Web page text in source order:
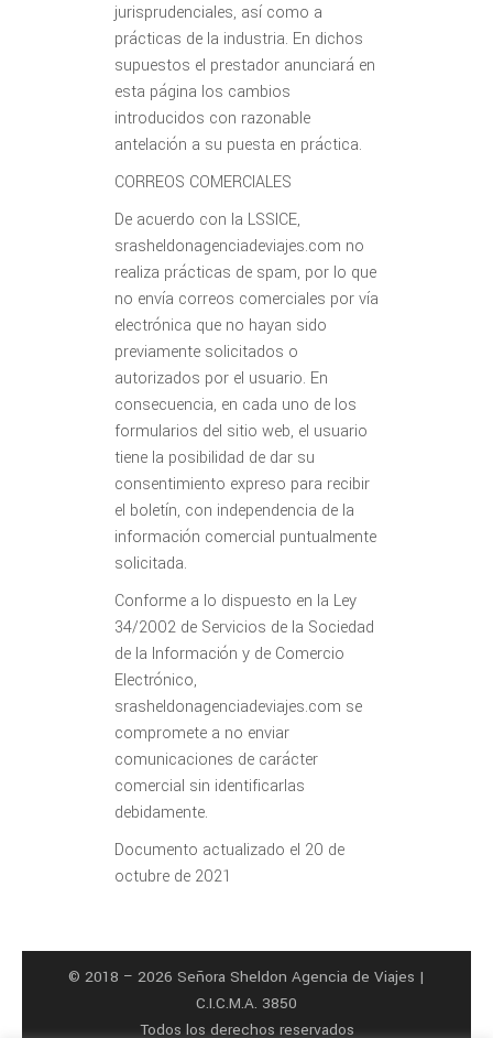
jurisprudenciales, así como a
prácticas de la industria. En dichos
supuestos el prestador anunciará en
esta página los cambios
introducidos con razonable
antelación a su puesta en práctica.
CORREOS COMERCIALES
De acuerdo con la LSSICE,
srasheldonagenciadeviajes.com no
realiza prácticas de spam, por lo que
no envía correos comerciales por vía
electrónica que no hayan sido
previamente solicitados o
autorizados por el usuario. En
consecuencia, en cada uno de los
formularios del sitio web, el usuario
tiene la posibilidad de dar su
consentimiento expreso para recibir
el boletín, con independencia de la
información comercial puntualmente
solicitada.
Conforme a lo dispuesto en la Ley
34/2002 de Servicios de la Sociedad
de la Información y de Comercio
Electrónico,
srasheldonagenciadeviajes.com se
compromete a no enviar
comunicaciones de carácter
comercial sin identificarlas
debidamente.
Documento actualizado el 20 de
octubre de 2021
© 2018 – 2026 Señora Sheldon Agencia de Viajes |
C.I.C.M.A. 3850
Todos los derechos reservados